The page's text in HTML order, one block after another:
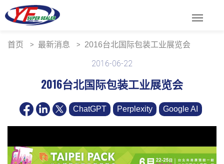
menu
首页 最新消息 2016台北国际包装工业展览会
2016-06-22
2016台北国际包装工业展览会
ChatGPT Perplexity Google AI